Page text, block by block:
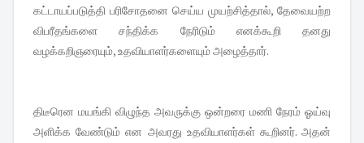
கட்டாயப்படுத்தி பரிசோதனை செய்ய முயற்சித்தால், தேவையற்ற
விபரீதங்களை சந்திக்க நேரிடும் எனக்கூறி தனது
வழக்கறிஞரையும், உதவியாளர்களையும் அழைத்தார்.
திடீரென மயங்கி விழுந்த அவருக்கு ஒன்றரை மணி நேரம் ஓய்வு
அளிக்க வேண்டும் என அவரது உதவியாளர்கள் கூறினர். அதன்